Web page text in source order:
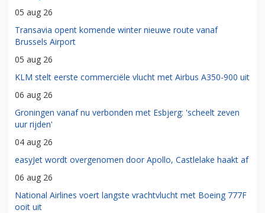
05 aug 26
Transavia opent komende winter nieuwe route vanaf
Brussels Airport
05 aug 26
KLM stelt eerste commerciële vlucht met Airbus A350-900 uit
06 aug 26
Groningen vanaf nu verbonden met Esbjerg: 'scheelt zeven
uur rijden'
04 aug 26
easyJet wordt overgenomen door Apollo, Castlelake haakt af
06 aug 26
National Airlines voert langste vrachtvlucht met Boeing 777F
ooit uit